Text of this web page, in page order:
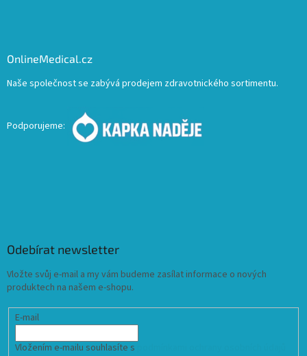
OnlineMedical.cz
Naše společnost se zabývá prodejem zdravotnického sortimentu.
Podporujeme:
Odebírat newsletter
Vložte svůj e-mail a my vám budeme zasílat informace o nových
produktech na našem e-shopu.
E-mail
Vložením e-mailu souhlasíte s